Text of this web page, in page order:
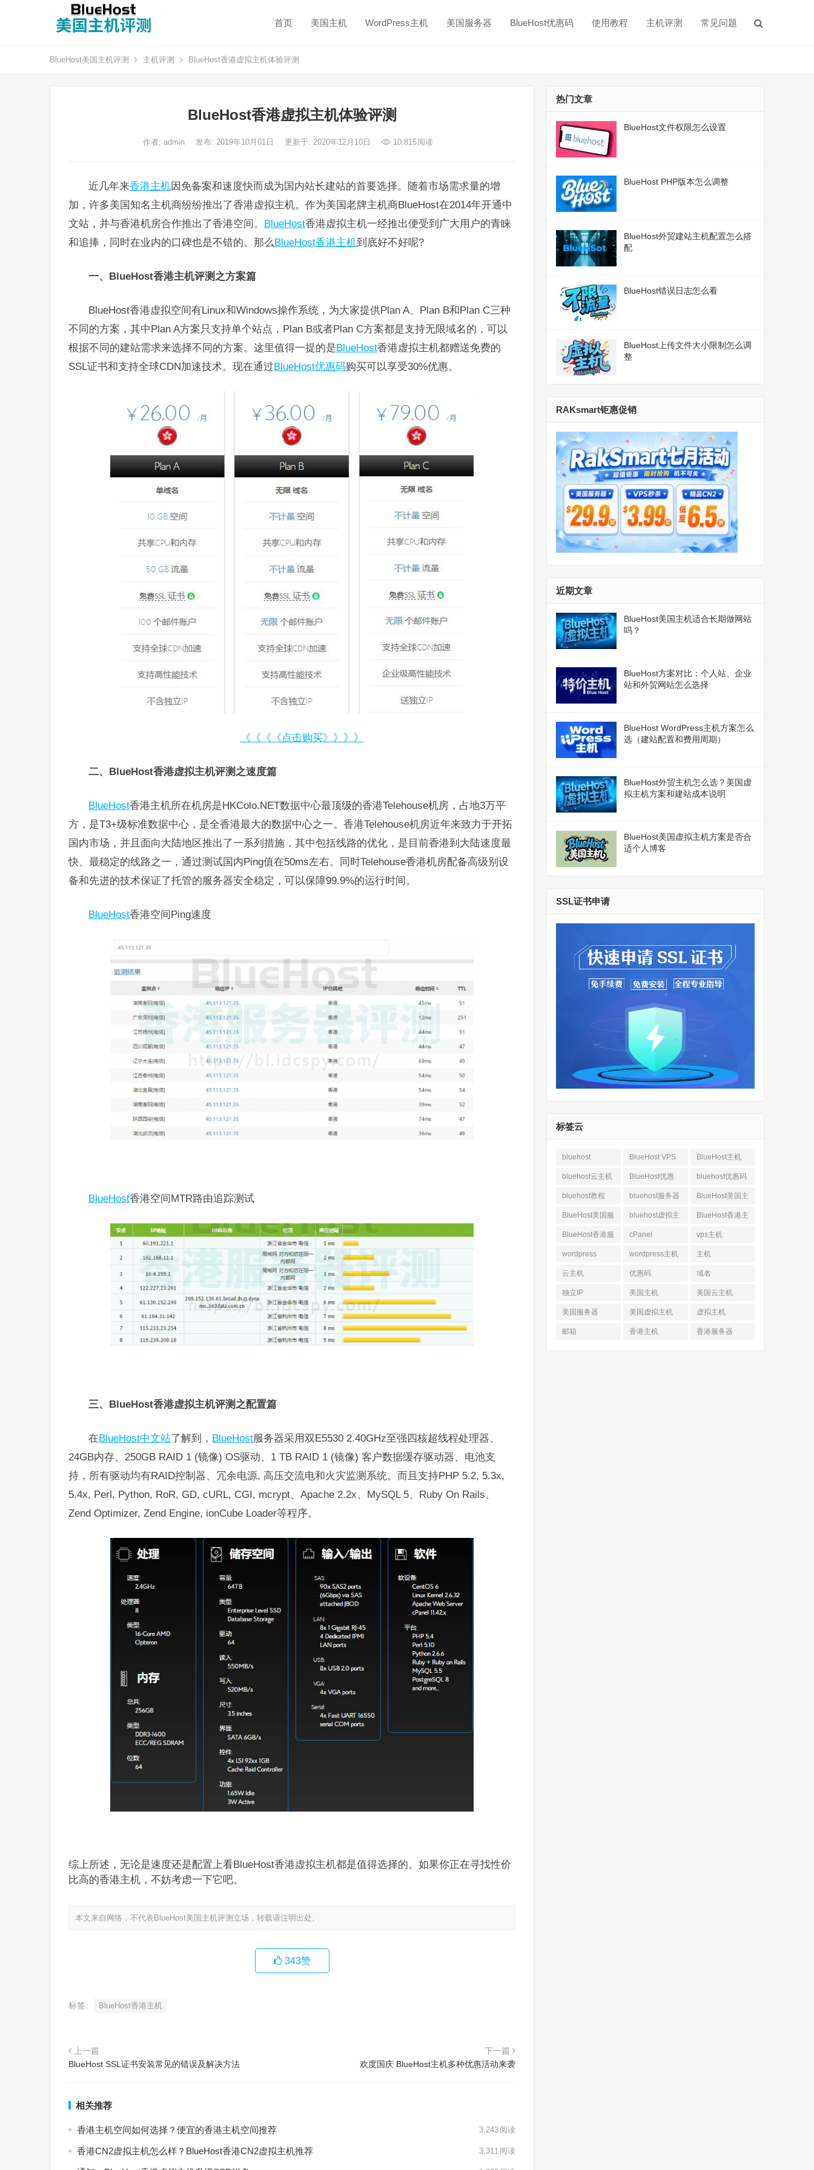
首页 美国主机 WordPress主机 美国服务器 BlueHost优惠码 使用教程 主机评测 常见问题
BlueHost美国主机评测 主机评测 BlueHost香港虚拟主机体验评测
BlueHost香港虚拟主机体验评测
作者: admin 发布: 2019年10月01日 更新于: 2020年12月10日 10,815阅读
近几年来香港主机因免备案和速度快而成为国内站长建站的首要选择。随着市场需求量的增
加，许多美国知名主机商纷纷推出了香港虚拟主机。作为美国老牌主机商BlueHost在2014年开通中
文站，并与香港机房合作推出了香港空间。 BlueHost香港虚拟主机一经推出便受到广大用户的青睐
和追捧，同时在业内的口碑也是不错的。那么BlueHost香港主机到底好不好呢?
一、 BlueHost香港主机评测之方案篇
BlueHost香港虚拟空间有Linux和Windows操作系统，为大家提供Plan A、Plan B和Plan C三种
不同的方案，其中Plan A方案只支持单个站点，Plan B或者Plan C方案都是支持无限域名的，可以
根据不同的建站需求来选择不同的方案。这里值得一提的是BlueHost香港虚拟主机都赠送免费的
SSL证书和支持全球CDN加速技术。现在通过BlueHost优惠码购买可以享受30%优惠。
《《《《点击购买》》》》
二、BlueHost香港虚拟主机评测之速度篇
BlueHost香港主机所在机房是HKColo.NET数据中心最顶级的香港Telehouse机房，占地3万平
方，是T3+级标准数据中心，是全香港最大的数据中心之一。香港Telehouse机房近年来致力于开拓
国内市场，并且面向大陆地区推出了一系列措施，其中包括线路的优化，是目前香港到大陆速度最
快、最稳定的线路之一，通过测试国内Ping值在50ms左右。同时Telehouse香港机房配备高级别设
备和先进的技术保证了托管的服务器安全稳定，可以保障99.9%的运行时间。
BlueHost香港空间Ping速度
BlueHost香港空间MTR路由追踪测试
三、BlueHost香港虚拟主机评测之配置篇
在 BlueHost中文站了解到， BlueHost服务器采用双E5530 2.40GHz至强四核超线程处理器、
24GB内存、250GB RAID 1 (镜像) OS驱动、1 TB RAID 1 (镜像) 客户数据缓存驱动器、电池支
持，所有驱动均有RAID控制器、冗余电源, 高压交流电和火灾监测系统。而且支持PHP 5.2, 5.3x,
5.4x, Perl, Python, RoR, GD, cURL, CGI, mcrypt、Apache 2.2x、MySQL 5、Ruby On Rails、
Zend Optimizer, Zend Engine, ionCube Loader等程序。
综上所述，无论是速度还是配置上看BlueHost香港虚拟主机都是值得选择的。如果你正在寻找性价
比高的香港主机，不妨考虑一下它吧。
本文来自网络，不代表BlueHost美国主机评测立场，转载请注明出处。
343赞
标签: BlueHost香港主机
上一篇
BlueHost SSL证书安装常见的错误及解决方法
下一篇
欢度国庆 BlueHost主机多种优惠活动来袭
相关推荐
香港主机空间如何选择？便宜的香港主机空间推荐 3,243 阅读
香港CN2虚拟主机怎么样？BlueHost香港CN2虚拟主机推荐 3,311 阅读
热门文章
BlueHost文件权限怎么设置
BlueHost PHP版本怎么调整
BlueHost外贸建站主机配置怎么搭
配
BlueHost错误日志怎么看
BlueHost上传文件大小限制怎么调
整
RAKsmart钜惠促销
近期文章
BlueHost美国主机适合长期做网站
吗？
BlueHost方案对比：个人站、企业
站和外贸网站怎么选择
BlueHost WordPress主机方案怎么
选（建站配置和费用周期）
BlueHost外贸主机怎么选？美国虚
拟主机方案和建站成本说明
BlueHost美国虚拟主机方案是否合
适个人博客
SSL证书申请
标签云
bluehost BlueHost VPS BlueHost主机
bluehost云主机 BlueHost优惠 bluehost优惠码
bluehost教程 bluehost服务器
BlueHost美国主
机
BlueHost美国服
务器
bluehost虚拟主
机
BlueHost香港主
机
BlueHost香港服
务器
cPanel vps主机
wordpress wordpress主机 主机
云主机 优惠码 域名
独立IP 美国主机 美国云主机
美国服务器 美国虚拟主机 虚拟主机
邮箱 香港主机 香港服务器